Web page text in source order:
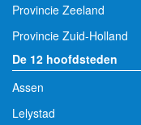
Provincie Zeeland
Provincie Zuid-Holland
De 12 hoofdsteden
Assen
Lelystad